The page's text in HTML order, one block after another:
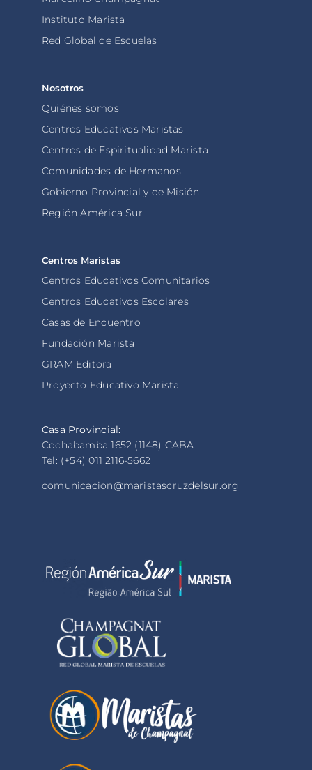
Instituto Marista
Red Global de Escuelas
Nosotros
Quiénes somos
Centros Educativos Maristas
Centros de Espiritualidad Marista
Comunidades de Hermanos
Gobierno Provincial y de Misión
Región América Sur
Centros Maristas
Centros Educativos Comunitarios
Centros Educativos Escolares
Casas de Encuentro
Fundación Marista
GRAM Editora
Proyecto Educativo Marista
Casa Provincial:
Cochabamba 1652 (1148) CABA
Tel: (+54) 011 2116-5662
comunicacion@maristascruzdelsur.org